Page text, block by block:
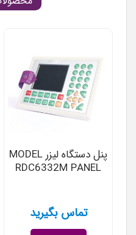
پنل دستگاه لیزر MODEL
RDC6332M PANEL
تماس بگیرید